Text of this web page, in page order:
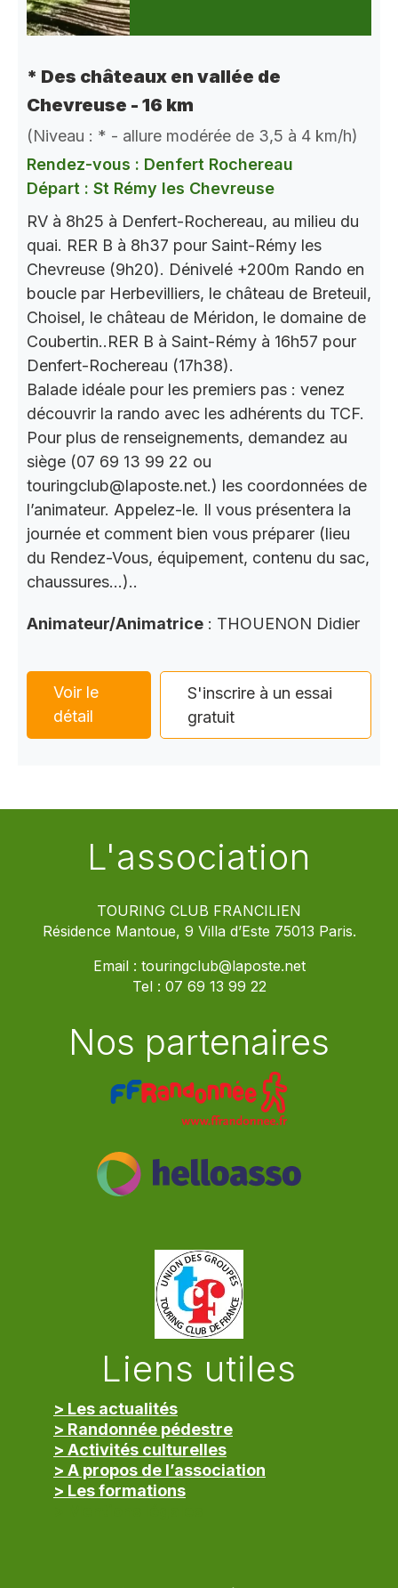
* Des châteaux en vallée de
Chevreuse - 16 km
(Niveau : * - allure modérée de 3,5 à 4 km/h)
Rendez-vous : Denfert Rochereau
Départ : St Rémy les Chevreuse
RV à 8h25 à Denfert-Rochereau, au milieu du
quai. RER B à 8h37 pour Saint-Rémy les
Chevreuse (9h20). Dénivelé +200m Rando en
boucle par Herbevilliers, le château de Breteuil,
Choisel, le château de Méridon, le domaine de
Coubertin..RER B à Saint-Rémy à 16h57 pour
Denfert-Rochereau (17h38).
Balade idéale pour les premiers pas : venez
découvrir la rando avec les adhérents du TCF.
Pour plus de renseignements, demandez au
siège (07 69 13 99 22 ou
touringclub@laposte.net.) les coordonnées de
l’animateur. Appelez-le. Il vous présentera la
journée et comment bien vous préparer (lieu
du Rendez-Vous, équipement, contenu du sac,
chaussures…)..
Animateur/Animatrice : THOUENON Didier
Voir le
détail
S'inscrire à un essai
gratuit
L'association
TOURING CLUB FRANCILIEN
Résidence Mantoue, 9 Villa d’Este 75013 Paris.
Email : touringclub@laposte.net
Tel : 07 69 13 99 22
Nos partenaires
Liens utiles
> Les actualités
> Randonnée pédestre
> Activités culturelles
> A propos de l’association
> Les formations